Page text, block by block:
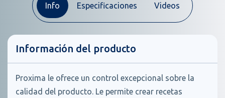
Info Especificaciones Videos
Información del producto
Proxima le ofrece un control excepcional sobre la
calidad del producto. Le permite crear recetas